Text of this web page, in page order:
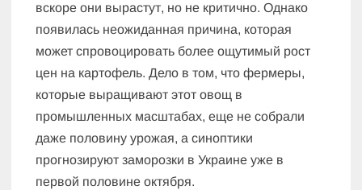
вскоре они вырастут, но не критично. Однако
появилась неожиданная причина, которая
может спровоцировать более ощутимый рост
цен на картофель. Дело в том, что фермеры,
которые выращивают этот овощ в
промышленных масштабах, еще не собрали
даже половину урожая, а синоптики
прогнозируют заморозки в Украине уже в
первой половине октября.